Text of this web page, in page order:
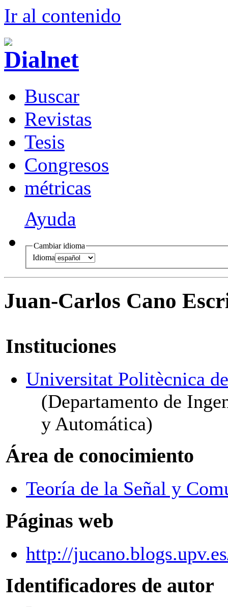
Ir al contenido
Buscar
Revistas
Tesis
Congresos
métricas
Ayuda
Cambiar idioma
Idioma
Juan-Carlos Cano
Instituciones
Universitat Politècnica
(Departamento de
y Automática)
Área de conocimiento
Teoría de la Señal y
Páginas web
http://
Identificadores de autor